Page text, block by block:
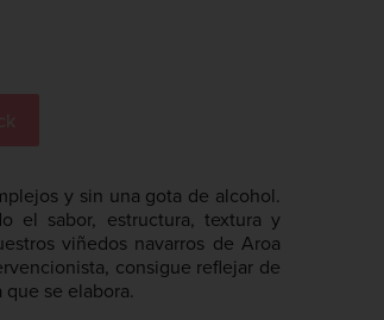
y sin una gota de alcohol.
el sabor, estructura, textura y
viñedos navarros de Aroa
consigue reflejar de
se elabora.